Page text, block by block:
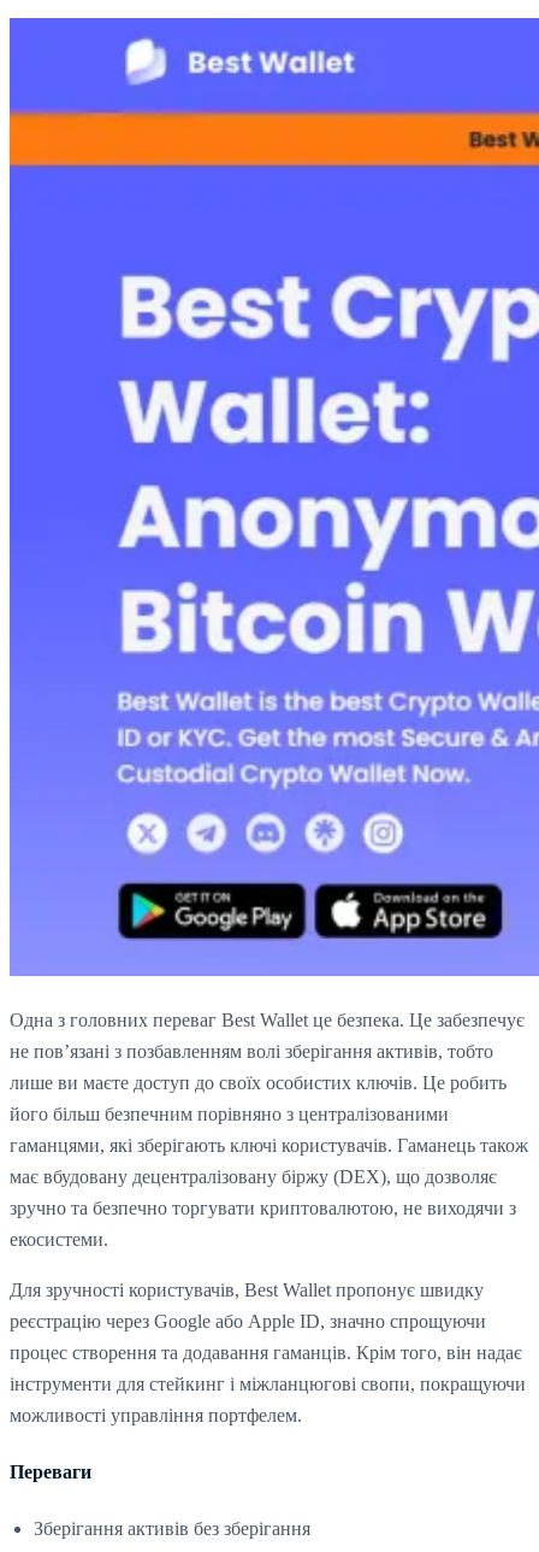
Одна з головних переваг Best Wallet це безпека. Це забезпечує
не пов’язані з позбавленням волі зберігання активів, тобто
лише ви маєте доступ до своїх особистих ключів. Це робить
його більш безпечним порівняно з централізованими
гаманцями, які зберігають ключі користувачів. Гаманець також
має вбудовану децентралізовану біржу (DEX), що дозволяє
зручно та безпечно торгувати криптовалютою, не виходячи з
екосистеми.
Для зручності користувачів, Best Wallet пропонує швидку
реєстрацію через Google або Apple ID, значно спрощуючи
процес створення та додавання гаманців. Крім того, він надає
інструменти для стейкинг і міжланцюгові свопи, покращуючи
можливості управління портфелем.
Переваги
Зберігання активів без зберігання